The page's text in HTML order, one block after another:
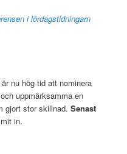
i lördagstidningarn
är nu hög tid att nominera
uppmärksamma en
gjort stor skillnad.Senast
in.